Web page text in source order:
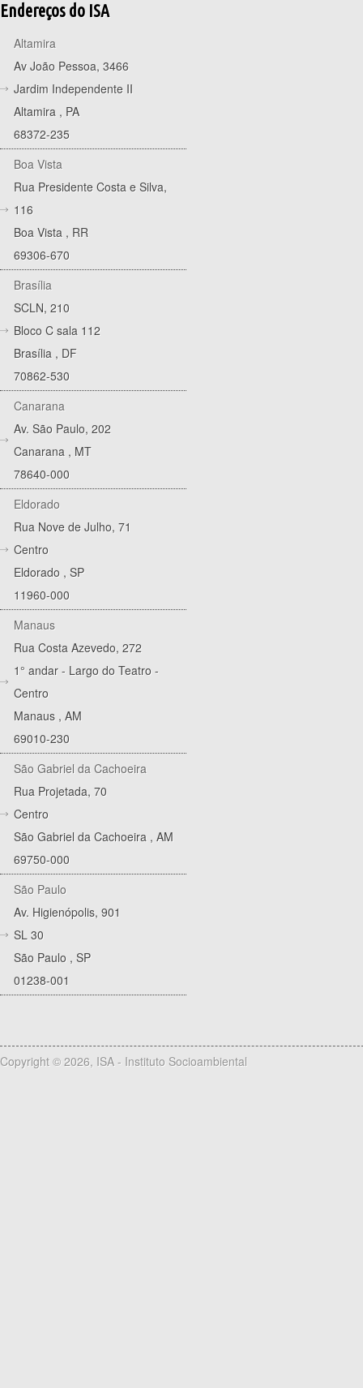
Endereços do ISA
Altamira
Av João Pessoa, 3466
Jardim Independente II
Altamira , PA
68372-235
Boa Vista
Rua Presidente Costa e Silva,
116
Boa Vista , RR
69306-670
Brasília
SCLN, 210
Bloco C sala 112
Brasília , DF
70862-530
Canarana
Av. São Paulo, 202
Canarana , MT
78640-000
Eldorado
Rua Nove de Julho, 71
Centro
Eldorado , SP
11960-000
Manaus
Rua Costa Azevedo, 272
1° andar - Largo do Teatro -
Centro
Manaus , AM
69010-230
São Gabriel da Cachoeira
Rua Projetada, 70
Centro
São Gabriel da Cachoeira , AM
69750-000
São Paulo
Av. Higienópolis, 901
SL 30
São Paulo , SP
01238-001
Copyright © 2026, ISA - Instituto Socioambiental